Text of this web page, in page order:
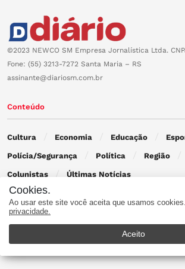
©2023 NEWCO SM Empresa Jornalística Ltda.
Fone: (55) 3213-7272 Santa Maria – RS
assinante@diariosm.com.br
Conteúdo
Cultura Economia Educação
Polícia/Segurança Política Região
Colunistas Últimas Notícias
Contato
Cookies.
Ao usar este site você aceita que usamos cookies.
privacidade.
Aceito